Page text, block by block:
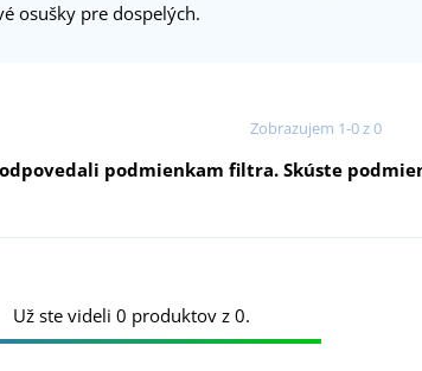
osušky pre dospelých.
Zobrazujem 1-0 z 0
podmienkam filtra. Skúste
Už ste videli 0 produktov z 0.